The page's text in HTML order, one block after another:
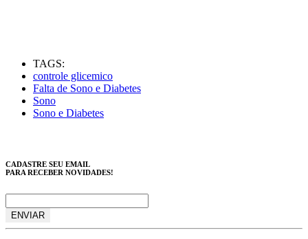
TAGS:
controle glicemico
Falta de Sono e Diabetes
Sono
Sono e Diabetes
CADASTRE SEU EMAIL
PARA RECEBER NOVIDADES!